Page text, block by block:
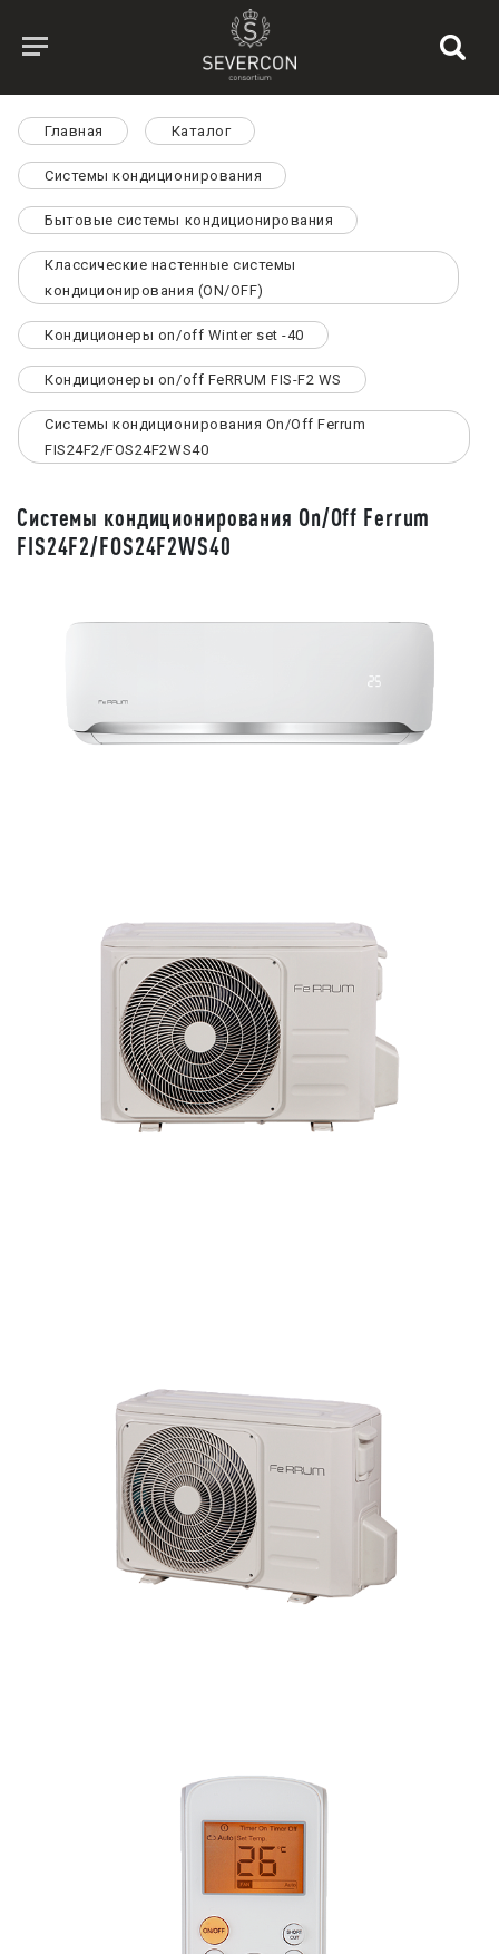
Главная Каталог
Системы кондиционирования
Бытовые системы кондиционирования
Классические настенные системы
кондиционирования (ON/OFF)
Кондиционеры on/off Winter set -40
Кондиционеры on/off FeRRUM FIS-F2 WS
Системы кондиционирования On/Off Ferrum
FIS24F2/FOS24F2WS40
Системы кондиционирования On/Off Ferrum
FIS24F2/FOS24F2WS40